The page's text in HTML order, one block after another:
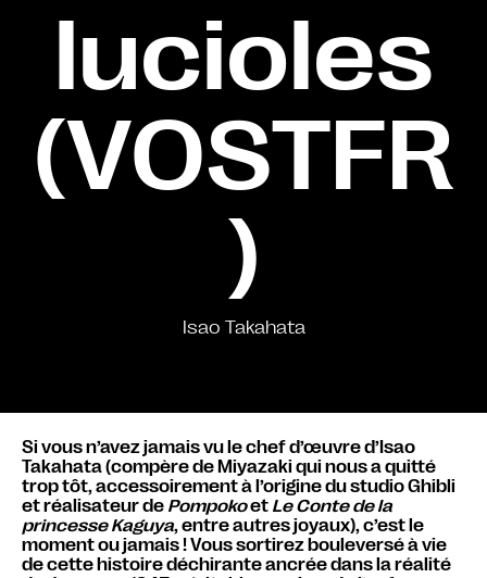
lucioles
(VOSTFR
)
Isao Takahata
Si vous n’avez jamais vu le chef d’œuvre d’Isao
Takahata (compère de Miyazaki qui nous a quitté
trop tôt, accessoirement à l’origine du studio Ghibli
et réalisateur de Pompokoet Le Conte de la
princesse Kaguya, entre autres joyaux), c’est le
moment ou jamais ! Vous sortirez bouleversé à vie
de cette histoire déchirante ancrée dans la réalité